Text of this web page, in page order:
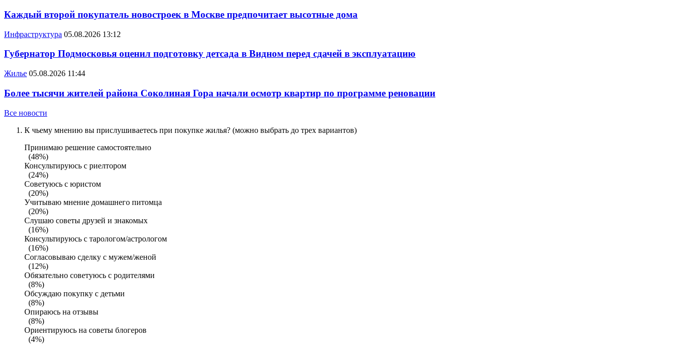
Каждый второй покупатель новостроек в Москве предпочитает высотные дома
Инфраструктура 05.08.2026 13:12
Губернатор Подмосковья оценил подготовку детсада в Видном перед сдачей в эксплуатацию
Жилье 05.08.2026 11:44
Более тысячи жителей района Соколиная Гора начали осмотр квартир по программе реновации
Все новости
К чьему мнению вы прислушиваетесь при покупке жилья? (можно выбрать до трех вариантов)
Принимаю решение самостоятельно
(48%)
Консультируюсь с риелтором
(24%)
Советуюсь с юристом
(20%)
Учитываю мнение домашнего питомца
(20%)
Слушаю советы друзей и знакомых
(16%)
Консультируюсь с тарологом/астрологом
(16%)
Согласовываю сделку с мужем/женой
(12%)
Обязательно советуюсь с родителями
(8%)
Обсуждаю покупку с детьми
(8%)
Опираюсь на отзывы
(8%)
Ориентируюсь на советы блогеров
(4%)